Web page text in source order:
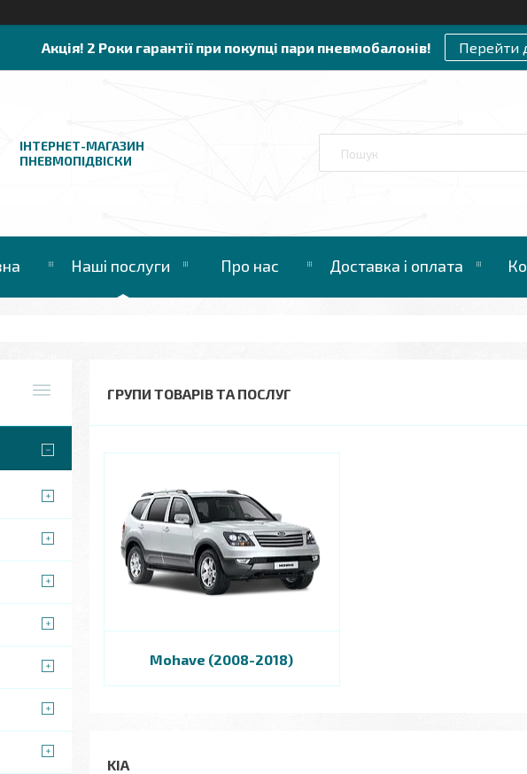
Акція! 2 Роки гарантії при покупці пари пневмобалонів! Перейти
ІНТЕРНЕТ-МАГАЗИН
ПНЕВМОПІДВІСКИ
Наші послуги Про нас Доставка і оплата
ГРУПИ ТОВАРІВ ТА ПОСЛУГ
Mohave (2008-2018)
KIA